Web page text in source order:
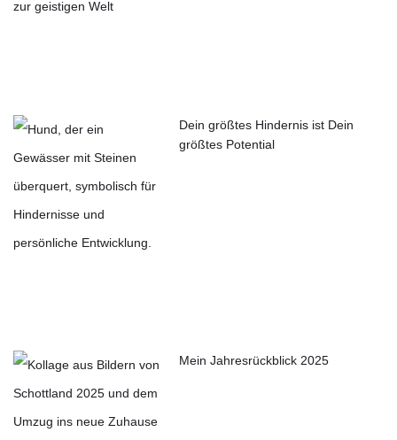
Dein größtes Hindernis ist Dein
größtes Potential
Mein Jahresrückblick 2025